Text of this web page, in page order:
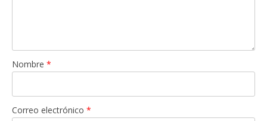
Nombre *
Correo electrónico *